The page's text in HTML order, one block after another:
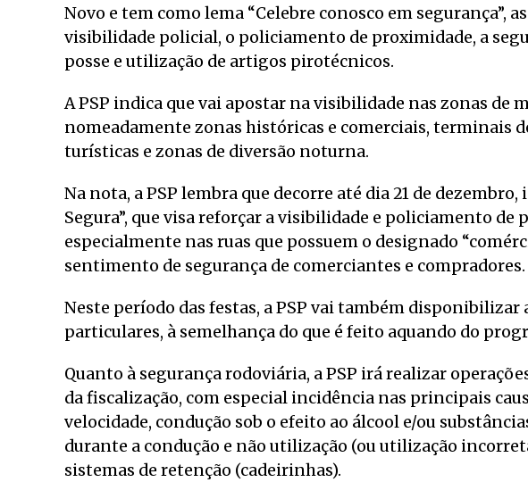
Novo e tem como lema “Celebre conosco em segurança”,
visibilidade policial, o policiamento de proximidade, a
posse e utilização de artigos pirotécnicos.
A PSP indica que vai apostar na visibilidade nas zonas de
nomeadamente zonas históricas e comerciais, terminais
turísticas e zonas de diversão noturna.
Na nota, a PSP lembra que decorre até dia 21 de
Segura”, que visa reforçar a visibilidade e policiamento de
especialmente nas ruas que possuem o designado
sentimento de segurança de comerciantes e compradores.
Neste período das festas, a PSP vai também
particulares, à semelhança do que é feito aquando do
Quanto à segurança rodoviária, a PSP irá realizar
da fiscalização, com especial incidência nas principais
velocidade, condução sob o efeito ao álcool e/ou
durante a condução e não utilização (ou utilização
sistemas de retenção (cadeirinhas).